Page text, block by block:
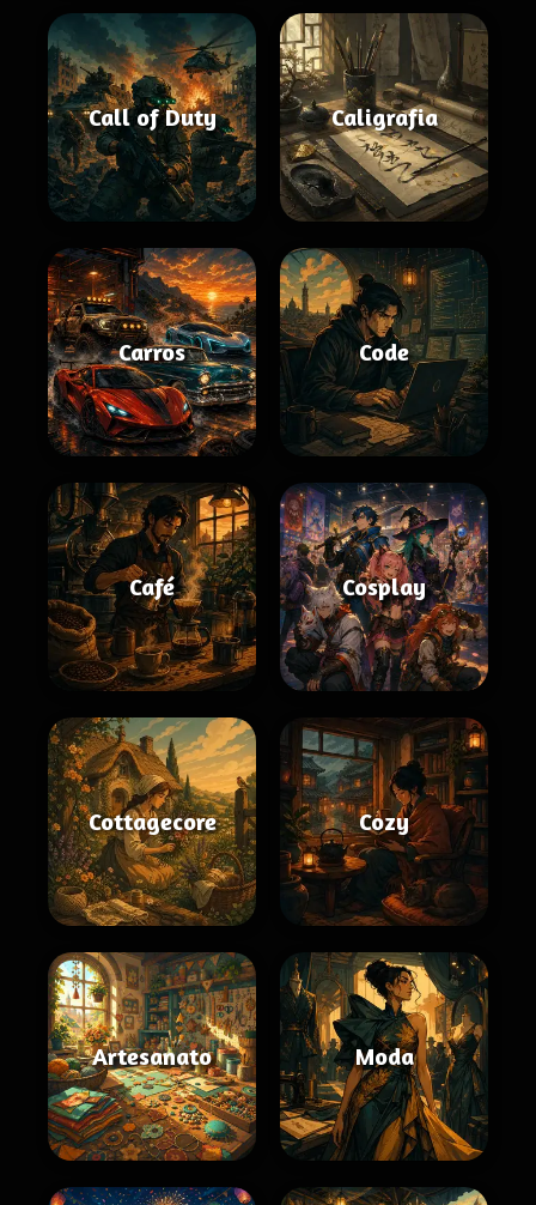
Call of Duty Caligrafia
Carros Code
Café Cosplay
Cottagecore Cozy
Artesanato Moda